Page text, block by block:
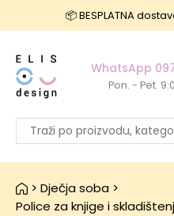
📦 BESPLATNA
WhatsApp
Pon. - Pet.
> Dječja soba >
Police za knjige i